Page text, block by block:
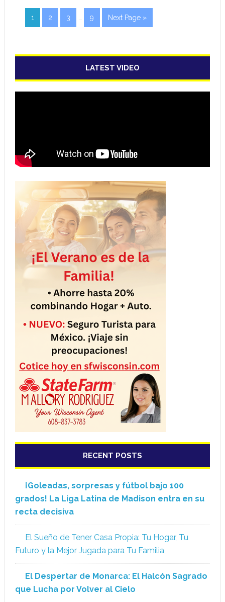
1 2 3 9 Next Page »
LATEST VIDEO
RECENT POSTS
¡Goleadas, sorpresas y fútbol bajo 100
grados! La Liga Latina de Madison entra en su
recta decisiva
El Sueño de Tener Casa Propia: Tu Hogar, Tu
Futuro y la Mejor Jugada para Tu Familia
El Despertar de Monarca: El Halcón Sagrado
que Lucha por Volver al Cielo